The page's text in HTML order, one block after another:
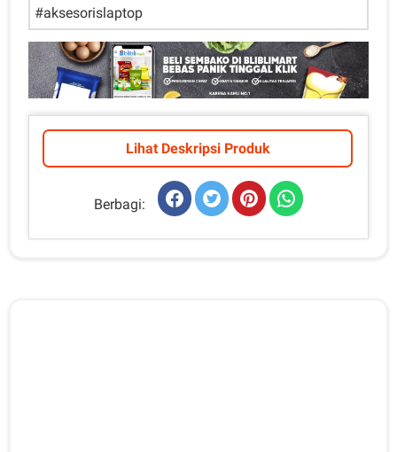
#aksesorislaptop
Lihat Deskripsi Produk
Berbagi: